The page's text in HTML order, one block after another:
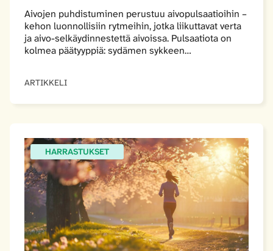
Aivojen puhdistuminen perustuu aivopulsaatioihin –
kehon luonnollisiin rytmeihin, jotka liikuttavat verta
ja aivo-selkäydinnestettä aivoissa. Pulsaatiota on
kolmea päätyyppiä: sydämen sykkeen…
ARTIKKELI
HARRASTUKSET